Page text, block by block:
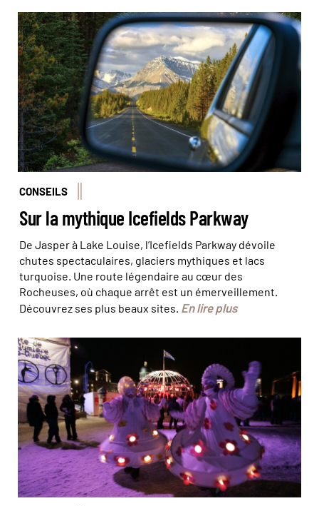
Longue de 232 km, l'Icefields Parkway rallie Lake Louise
à Jasper. © Ferenc - stock.adobe.com
CONSEILS
Sur la mythique Icefields Parkway
De Jasper à Lake Louise, l’Icefields Parkway dévoile
chutes spectaculaires, glaciers mythiques et lacs
turquoise. Une route légendaire au cœur des
Rocheuses, où chaque arrêt est un émerveillement.
Découvrez ses plus beaux sites. En lire plus
Quand Montréal revêt ses tenues d'hiver © Jean-
François Leblanc / Spectra